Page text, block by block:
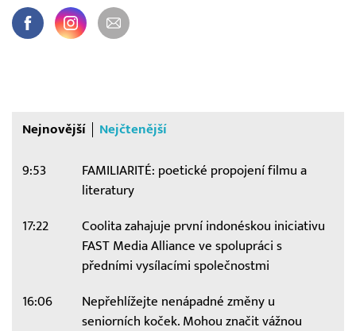
Nejnovější Nejčtenější
9:53
FAMILIARITÉ: poetické propojení filmu a
literatury
17:22
Coolita zahajuje první indonéskou iniciativu
FAST Media Alliance ve spolupráci s
předními vysílacími společnostmi
16:06
Nepřehlížejte nenápadné změny u
seniorních koček. Mohou značit vážnou